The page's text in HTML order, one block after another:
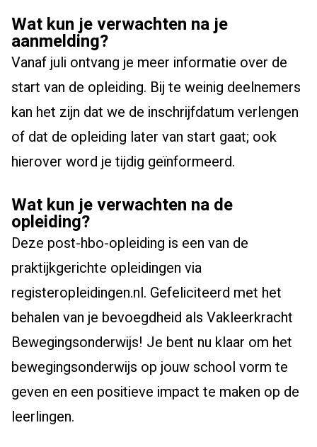
Wat kun je verwachten na je
aanmelding?
Vanaf juli ontvang je meer informatie over de
start van de opleiding. Bij te weinig deelnemers
kan het zijn dat we de inschrijfdatum verlengen
of dat de opleiding later van start gaat; ook
hierover word je tijdig geïnformeerd.
Wat kun je verwachten na de
opleiding?
Deze post-hbo-opleiding is een van de
praktijkgerichte opleidingen via
registeropleidingen.nl. Gefeliciteerd met het
behalen van je bevoegdheid als Vakleerkracht
Bewegingsonderwijs! Je bent nu klaar om het
bewegingsonderwijs op jouw school vorm te
geven en een positieve impact te maken op de
leerlingen.